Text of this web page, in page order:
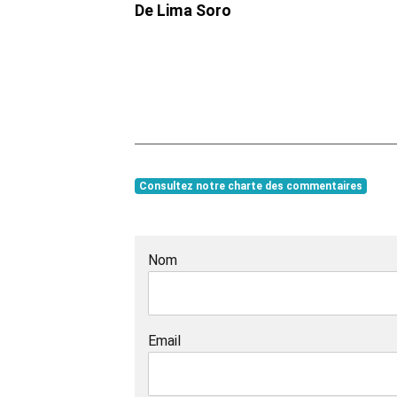
De Lima Soro
Consultez notre charte des commentaires
Nom
Email